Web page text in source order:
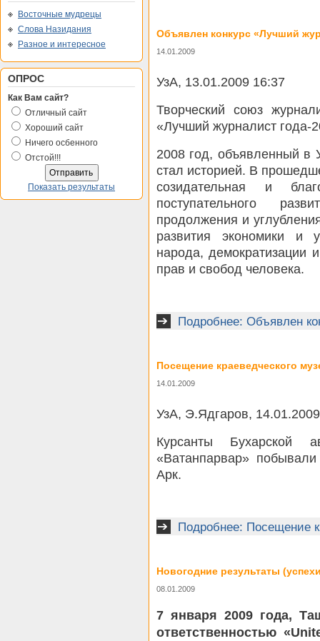
Восточные мудрецы
Слова Назидания
Разное и интересное
ОПРОС
Как Вам сайт?
Отличный сайт
Хороший сайт
Ничего осбенного
Отстой!!!
Показать результаты
Объявлен конкурс «Лучший
14.01.2009
УзА, 13.01.2009 16:37
Творческий союз
«Лучший журналист года-
2008 год, объявленный в
стал историей. В
созидательная и
поступательного
продолжения и
развития экономики и
народа, демократизации
прав и свобод человека.
Подробнее: Объявлен
Посещение краеведческого
14.01.2009
УзА, Э.Ядгаров,
Курсанты Бухарской
«Ватанпарвар»
Арк.
Подробнее: Посещение
Новогодние результаты
08.01.2009
7 января 2009 года,
ответственностью